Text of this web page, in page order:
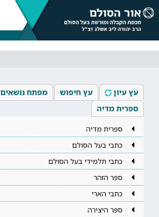
עץ עיון עץ חיפוש
מפתח נושאים
ספרית מדיה
ספרית מדיה
כתבי בעל הסולם
כתבי תלמידי בעל הסולם
ספר הזהר
כתבי הארי
ספר היצירה